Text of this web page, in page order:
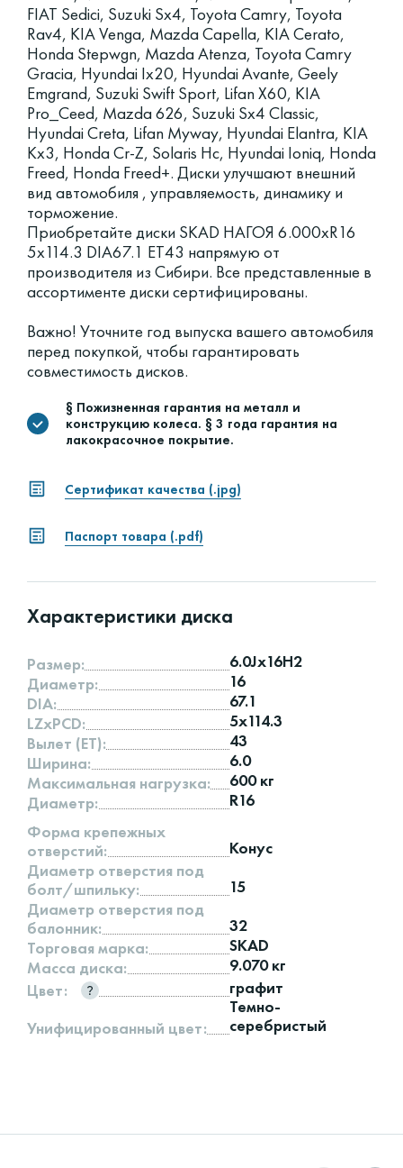
FIAT Sedici, Suzuki Sx4, Toyota Camry, Toyota
Rav4, KIA Venga, Mazda Capella, KIA Cerato,
Honda Stepwgn, Mazda Atenza, Toyota Camry
Gracia, Hyundai Ix20, Hyundai Avante, Geely
Emgrand, Suzuki Swift Sport, Lifan X60, KIA
Pro_Ceed, Mazda 626, Suzuki Sx4 Classic,
Hyundai Creta, Lifan Myway, Hyundai Elantra, KIA
Kx3, Honda Cr-Z, Solaris Hc, Hyundai Ioniq, Honda
Freed, Honda Freed+. Диски улучшают внешний
вид автомобиля , управляемость, динамику и
торможение.
Приобретайте диски SKAD НАГОЯ 6.000xR16
5x114.3 DIA67.1 ET43 напрямую от
производителя из Сибири. Все представленные в
ассортименте диски сертифицированы.
Важно! Уточните год выпуска вашего автомобиля
перед покупкой, чтобы гарантировать
совместимость дисков.
§ Пожизненная гарантия на металл и
конструкцию колеса. § 3 года гарантия на
лакокрасочное покрытие.
Сертификат качества (.jpg)
Паспорт товара (.pdf)
Характеристики диска
Размер:
6.0Jx16H2
Диаметр:
16
DIA:
67.1
LZxPCD:
5x114.3
Вылет (ET):
43
Ширина:
6.0
Максимальная нагрузка:
600 кг
Диаметр:
R16
Форма крепежных
отверстий:
Конус
Диаметр отверстия под
болт/шпильку:
15
Диаметр отверстия под
балонник:
32
Торговая марка:
SKAD
Масса диска:
9.070 кг
Цвет:
графит
Унифицированный цвет:
Темно-
серебристый